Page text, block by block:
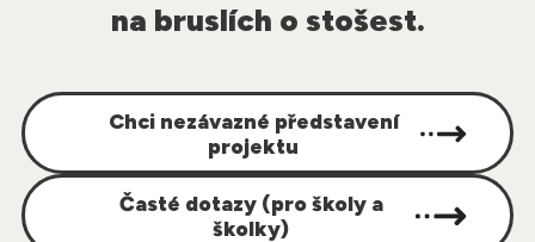
na bruslích o stošest.
Chci nezávazné představení
projektu
Časté dotazy (pro školy a
školky)